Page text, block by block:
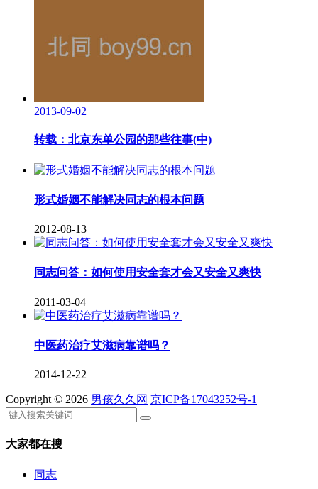
2013-09-02
转载：北京东单公园的那些往事(中)
形式婚姻不能解决同志的根本问题
2012-08-13
同志问答：如何使用安全套才会又安全又爽快
2011-03-04
中医药治疗艾滋病靠谱吗？
2014-12-22
Copyright © 2026 男孩久久网 京ICP备17043252号-1
大家都在搜
同志